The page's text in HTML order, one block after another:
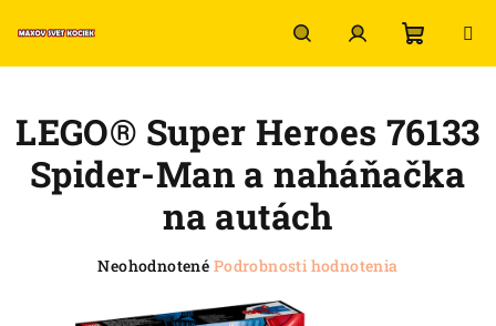
na
HľadaťPrihlásenie
košík
LEGO® Super Heroes 76133
Spider-Man a naháňačka
na autách
Priemerné
produktu
Neohodnotené Podrobnosti hodnotenia